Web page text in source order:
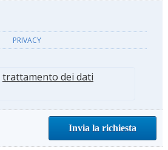
PRIVACY
trattamento dei dati